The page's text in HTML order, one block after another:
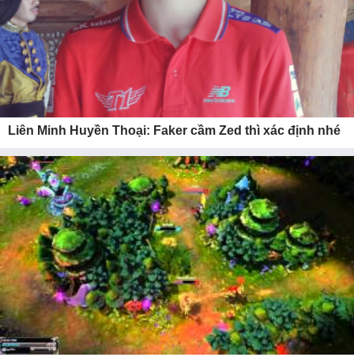
Liên Minh Huyền Thoại: Faker cầm Zed thì xác định nhé